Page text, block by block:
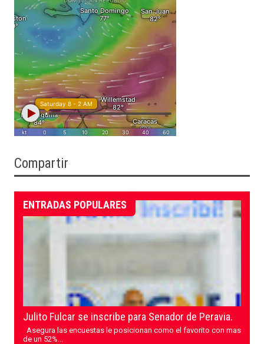
Compartir
ENTRADAS POPULARES
Julito Fulcar se inscribe para Senador de Peravia.
Asegura las encuestas le posicionan como el favorito con mas
de un 52%...